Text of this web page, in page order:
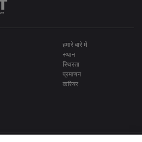
हमारे बारे में
स्थान
स्थिरता
प्रमाणन
करियर